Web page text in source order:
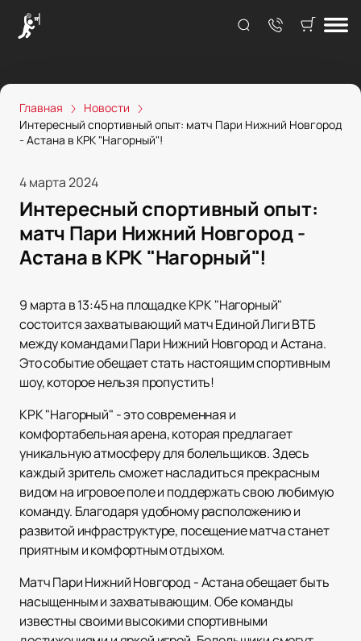
Главная
Новости
Интересный спортивный опыт: матч Пари Нижний Новгород
- Астана в КРК "Нагорный"!
4 марта 2024
Интересный спортивный опыт:
матч Пари Нижний Новгород -
Астана в КРК "Нагорный"!
9 марта в 13:45 на площадке КРК "Нагорный"
состоится захватывающий матч Единой Лиги ВТБ
между командами Пари Нижний Новгород и Астана.
Это событие обещает стать настоящим спортивным
шоу, которое нельзя пропустить!
КРК "Нагорный" - это современная и
комфортабельная арена, которая предлагает
уникальную атмосферу для болельщиков. Здесь
каждый зритель сможет насладиться прекрасным
видом на игровое поле и поддержать свою любимую
команду. Благодаря удобному расположению и
развитой инфраструктуре, посещение матча станет
приятным и комфортным отдыхом.
Матч Пари Нижний Новгород - Астана обещает быть
насыщенным и захватывающим. Обе команды
известны своими высокими спортивными